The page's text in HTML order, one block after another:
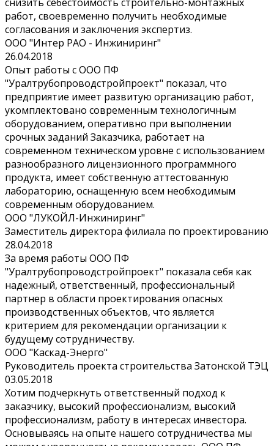
работ, своевременно получить необходимые
согласования и заключения экспертиз.
ООО "Интер РАО - Инжиниринг"
26.04.2018
Опыт работы с ООО ПФ
"Уралтрубопроводстройпроект" показал, что
предприятие имеет развитую организацию работ,
укомплектовано современным технологичным
оборудованием, оперативно при выполнении
срочных заданий Заказчика, работает на
современном техническом уровне с использованием
разнообразного лицензионного программного
продукта, имеет собственную аттестованную
лабораторию, оснащенную всем необходимым
современным оборудованием.
ООО "ЛУКОЙЛ-Инжиниринг"
Заместитель директора филиала по проектированию
28.04.2018
За время работы ООО ПФ
"Уралтрубопроводстройпроект" показала себя как
надежный, ответственный, профессиональный
партнер в области проектирования опасных
производственных объектов, что является
критерием для рекомендации организации к
будущему сотрудничеству.
ООО "Каскад-Энерго"
Руководитель проекта строительства Затонской ТЭЦ
03.05.2018
Хотим подчеркнуть ответственный подход к
заказчику, высокий профессионализм, высокий
профессионализм, работу в интересах инвестора.
Основываясь на опыте нашего сотрудничества мы